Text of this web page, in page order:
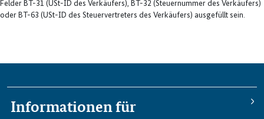
Felder BT-31 (USt-ID des Verkäufers), BT-32 (Steuernummer des Verkäufers)
oder BT-63 (USt-ID des Steuervertreters des Verkäufers) ausgefüllt sein.
Informationen für